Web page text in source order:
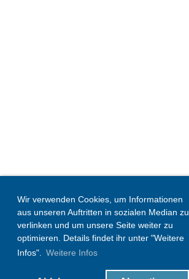
Wir verwenden Cookies, um Informationen
aus unseren Auftritten in sozialen Median zu
verlinken und um unsere Seite weiter zu
optimieren. Details findet ihr unter "Weitere
Infos". Weitere Infos